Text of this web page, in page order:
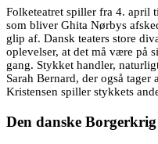
Folketeatret spiller fra 4. april
som bliver Ghita Nørbys
glip af. Dansk teaters store
oplevelser, at det må være på
gang. Stykket handler,
Sarah Bernard, der også tager
Kristensen spiller stykkets
Den danske Borgerkrig